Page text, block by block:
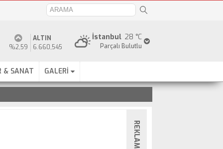
28 °C
İstanbul
Parçalı Bulutlu
%2,59
ALTIN
6.660,545
& SANAT GALERİ
REKLAM